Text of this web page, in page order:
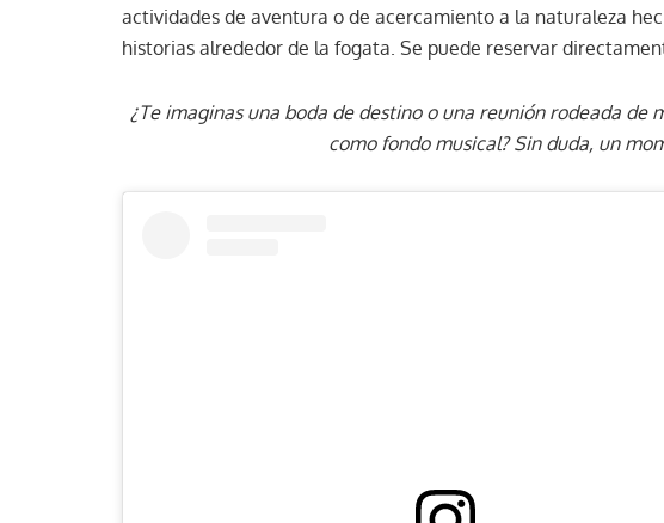
actividades de aventura o de acercamiento a la naturaleza
historias alrededor de la fogata. Se puede reservar
¿Te imaginas una boda de destino o una reunión rodeada de
como fondo musical? Sin duda, un